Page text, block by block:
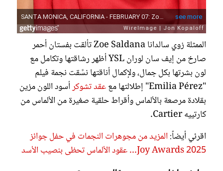
الممثلة زوي سالدانا Zoe Saldana تألقت بفستان أحمر
صارخ من إيف سان لوران YSL أظهر رشاقتها وتكامل مع
لون بشرتها بكل جمال، ولإكمال أناقتها نسَّقت نجمة فيلم
"Emilia Pérez" إطلالتها مع
عقد تشوكرأسود اللون مزين
بقلادة مرصعة بالألماس وأقراط حلقية صغيرة من الألماس من
كارتييه Cartier.
اقرئي أيضاً: المزيد من مجوهرات النجمات في حفل جوائز
2025 Joy Awards... عقود الألماس تحظى بنصيب الأسد